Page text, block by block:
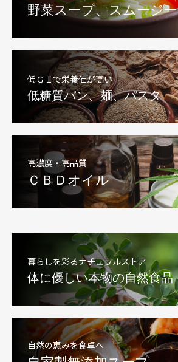
野菜スープ、スムージー
低ＧＩで栄養価が高い
低糖質パン、麺、パスタ
高濃度・高品質
ＣＢＤオイル
暮らしを彩るナチュラルストア
体に優しい本物の自然食品
自然の恵みを食卓へ